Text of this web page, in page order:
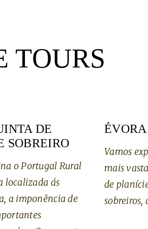
TOURS
DE
SOBREIRO
o Portugal Rural
localizada ás
a imponência de
Vamos
mais
de
sobreiros,